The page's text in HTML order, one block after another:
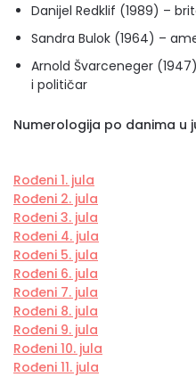
Danijel Redklif (1989) –
Sandra Bulok (1964) –
Arnold Švarceneger
i političar
Numerologija po danima u
Rođeni 1. jula
Rođeni 2. jula
Rođeni 3. jula
Rođeni 4. jula
Rođeni 5. jula
Rođeni 6. jula
Rođeni 7. jula
Rođeni 8. jula
Rođeni 9. jula
Rođeni 10. jula
Rođeni 11. jula